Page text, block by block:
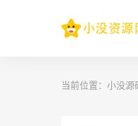
当前位置： 小没源